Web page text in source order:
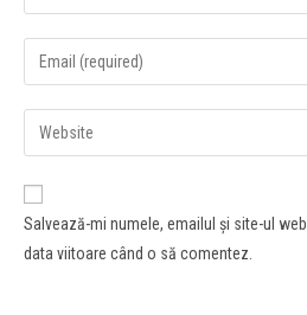
Salvează-mi numele, emailul și site-ul
data viitoare când o să comentez.